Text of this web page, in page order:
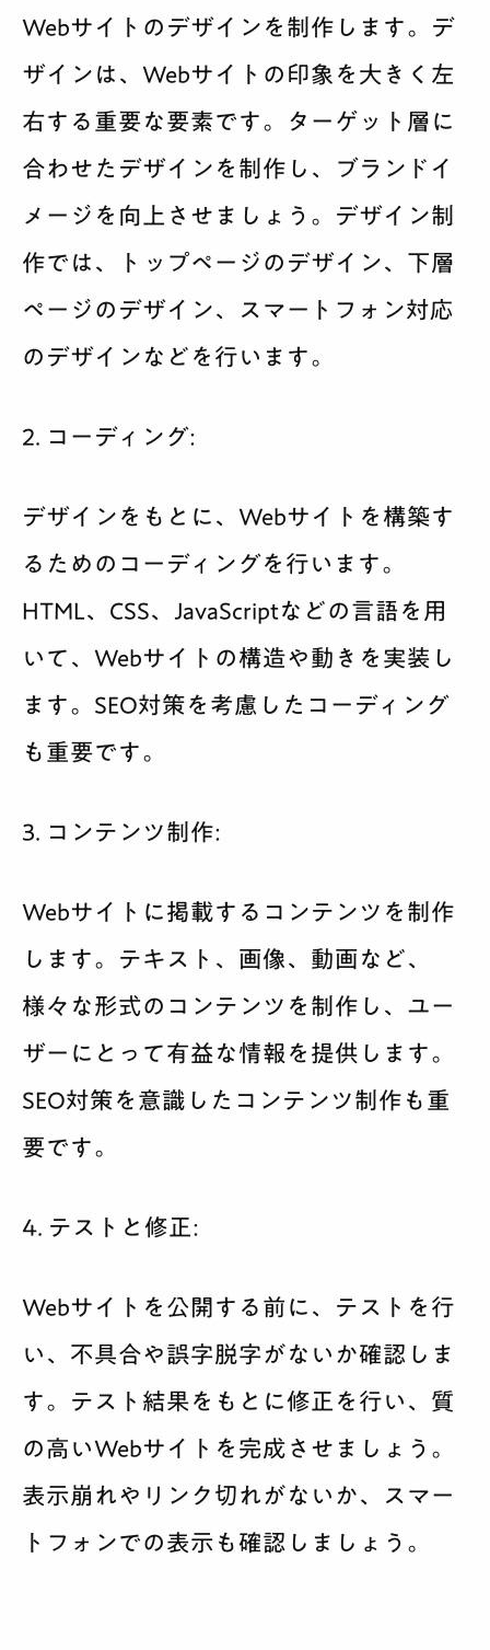
Webサイトのデザインを制作します。デ
ザインは、Webサイトの印象を大きく左
右する重要な要素です。ターゲット層に
合わせたデザインを制作し、ブランドイ
メージを向上させましょう。デザイン制
作では、トップページのデザイン、下層
ページのデザイン、スマートフォン対応
のデザインなどを行います。
2. コーディング:
デザインをもとに、Webサイトを構築す
るためのコーディングを行います。
HTML、CSS、JavaScriptなどの言語を用
いて、Webサイトの構造や動きを実装し
ます。SEO対策を考慮したコーディング
も重要です。
3. コンテンツ制作:
Webサイトに掲載するコンテンツを制作
します。テキスト、画像、動画など、
様々な形式のコンテンツを制作し、ユー
ザーにとって有益な情報を提供します。
SEO対策を意識したコンテンツ制作も重
要です。
4. テストと修正:
Webサイトを公開する前に、テストを行
い、不具合や誤字脱字がないか確認しま
す。テスト結果をもとに修正を行い、質
の高いWebサイトを完成させましょう。
表示崩れやリンク切れがないか、スマー
トフォンでの表示も確認しましょう。